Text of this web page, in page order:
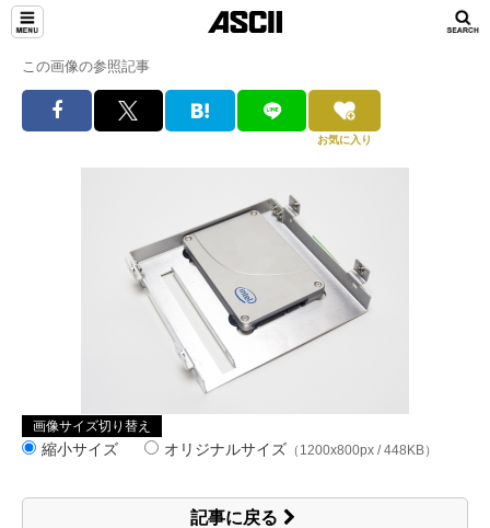
この画像の参照記事
お気に入り
画像サイズ切り替え
縮小サイズ オリジナルサイズ （1200x800px / 448KB）
記事に戻る